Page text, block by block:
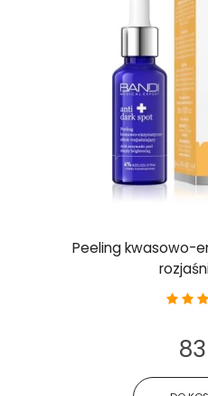
Peeling kwasowo-
83